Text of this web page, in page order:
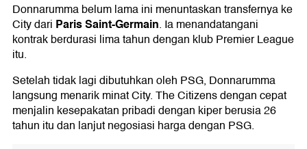
Donnarumma belum lama ini menuntaskan transfernya ke
City dari Paris Saint-Germain. Ia menandatangani
kontrak berdurasi lima tahun dengan klub Premier League
itu.
Setelah tidak lagi dibutuhkan oleh PSG, Donnarumma
langsung menarik minat City. The Citizens dengan cepat
menjalin kesepakatan pribadi dengan kiper berusia 26
tahun itu dan lanjut negosiasi harga dengan PSG.